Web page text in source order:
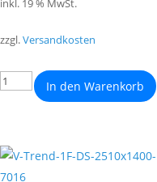
inkl. 19 % MwSt.
zzgl.Versandkosten
In den Warenkorb